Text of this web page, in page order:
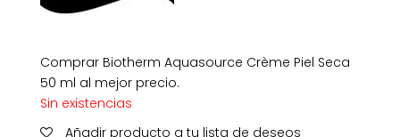
Comprar Biotherm Aquasource Crème Piel Seca
50 ml al mejor precio.
Sin existencias
Añadir producto a tu lista de deseos